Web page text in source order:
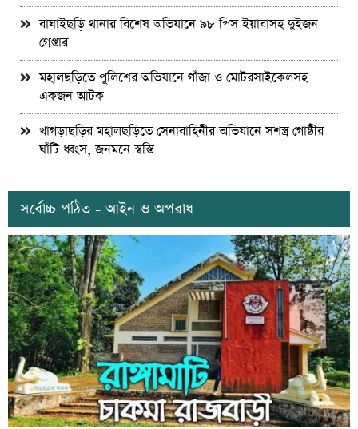
বাঘাইছড়ি থানার বিশেষ অভিযানে ৯৮ পিস ইয়াবাসহ দুইজন
গ্রেপ্তার
মহালছড়িতে পুলিশের অভিযানে গাঁজা ও মোটরসাইকেলসহ
একজন আটক
খাগড়াছড়ির মহালছড়িতে সেনাবাহিনীর অভিযানে সশস্ত্র গোষ্ঠীর
ঘাঁটি ধ্বংস, জনমনে স্বস্তি
সর্বোচ্চ পঠিত - আইন ও অপরাধ